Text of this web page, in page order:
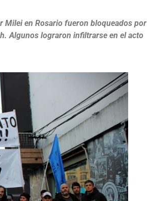
Milei en Rosario fueron bloqueados por
Algunos lograron infiltrarse en el acto